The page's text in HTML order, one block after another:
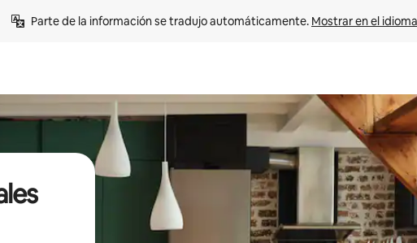
Parte de la información se tradujo automáticamente. Mostrar en el